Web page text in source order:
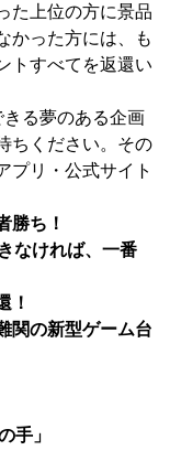
た上位の方に景品
かった方には、も
トすべてを返還い
る夢のある企画
ちください。その
プリ・公式サイト
勝ち！
なければ、一番
！
関の新型ゲーム台
手」